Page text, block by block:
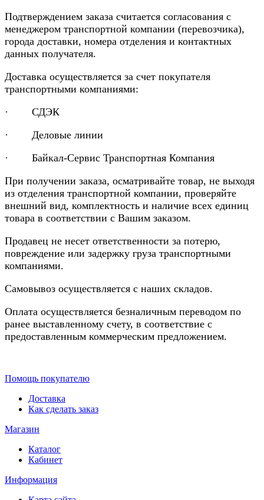
Подтверждением заказа считается согласования с
менеджером транспортной компании (перевозчика),
города доставки, номера отделения и контактных
данных получателя.
Доставка осуществляется за счет покупателя
транспортными компаниями:
· СДЭК
· Деловые линии
· Байкал-Сервис Транспортная Компания
При получении заказа, осматривайте товар, не выходя
из отделения транспортной компании, проверяйте
внешний вид, комплектность и наличие всех единиц
товара в соответствии с Вашим заказом.
Продавец не несет ответственности за потерю,
повреждение или задержку груза транспортными
компаниями.
Самовывоз осуществляется с наших складов.
Оплата осуществляется безналичным переводом по
ранее выставленному счету, в соответствие с
предоставленным коммерческим предложением.
Помощь покупателю
Доставка
Как сделать заказ
Магазин
Каталог
Кабинет
Информация